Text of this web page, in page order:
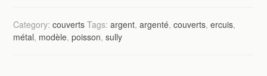
Category:couverts Tags:argent,argenté,couverts,ercuis,
métal, modèle,poisson,sully